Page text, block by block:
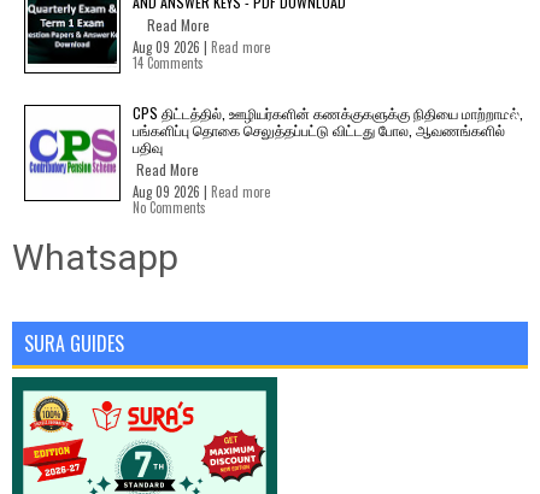
Read More
Aug 09 2026 | Read more
14 Comments
CPS திட்டத்தில், ஊழியர்களின் கணக்குகளுக்கு நிதியை மாற்றாமல்,
பங்களிப்பு தொகை செலுத்தப்பட்டு விட்டது போல, ஆவணங்களில்
பதிவு
Read More
Aug 09 2026 | Read more
No Comments
Whatsapp
SURA GUIDES